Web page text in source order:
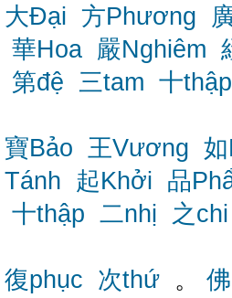
大Đại 方Phương
華Hoa 嚴Nghiêm
第đệ 三tam 十thập
寶Bảo 王Vương
Tánh 起Khởi 品
十thập 二nhị 之chi
復phục 次thứ 。